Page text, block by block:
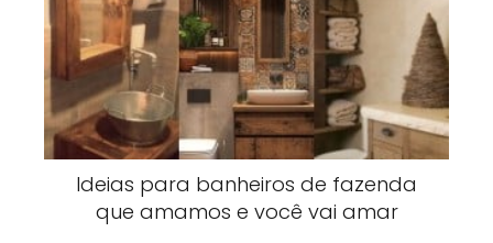
Ideias para banheiros de fazenda
que amamos e você vai amar